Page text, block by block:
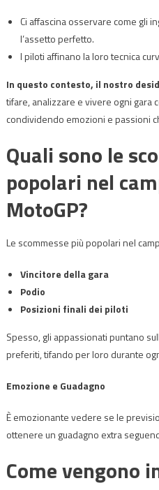
Ci affascina osservare come gli
l’assetto perfetto.
I piloti affinano la loro tecnica
In questo contesto, il nostro
tifare, analizzare e vivere ogni gara
condividendo emozioni e passioni
Quali sono le
popolari nel
MotoGP?
Le scommesse più popolari nel
Vincitore della gara
Podio
Posizioni finali dei piloti
Spesso, gli appassionati puntano
preferiti, tifando per loro durante
Emozione e Guadagno
È emozionante vedere se le
ottenere un guadagno extra
Come vengono